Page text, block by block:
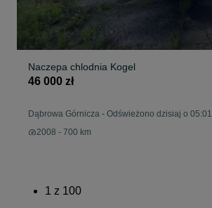
Naczepa chlodnia Kogel
46 000 zł
Dąbrowa Górnicza - Odświeżono dzisiaj o 05:01
2008 - 700 km
1 z 100